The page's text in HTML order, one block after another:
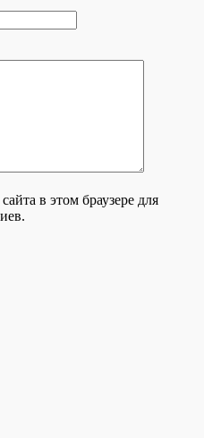
в этом браузере для